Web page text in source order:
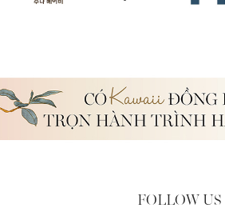
FOLLOW US